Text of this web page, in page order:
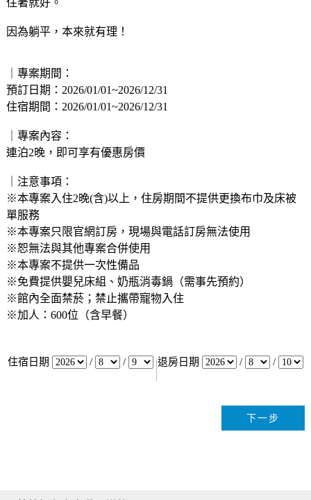
住著就好。
因為躺平，本來就有理！
｜專案期間：
預訂日期：2026/01/01~2026/12/31
住宿期間：2026/01/01~2026/12/31
｜專案內容：
連泊2晚，即可享有優惠房價
｜注意事項：
※本專案入住2晚(含)以上，住房期間不提供更換布巾及床被
單服務
※本專案只限官網訂房，現場與電話訂房無法使用
※恕無法與其他專案合併使用
※本專案不提供一次性備品
※免費提供嬰兒床組、奶瓶消毒鍋（需事先預約）
※館內全面禁菸；禁止攜帶寵物入住
※加人：600位（含早餐）
住宿日期 / / 退房日期 / /